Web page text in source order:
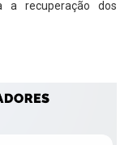
a recuperação dos